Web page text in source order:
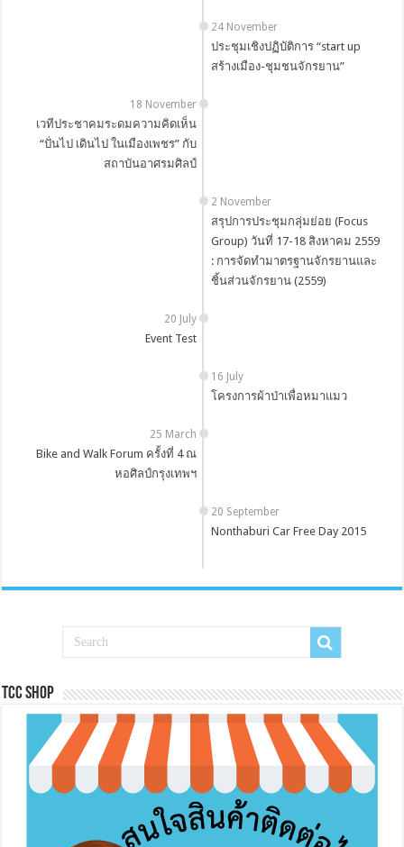
24 November
ประชุมเชิงปฏิบัติการ “start up
สร้างเมือง-ชุมชนจักรยาน”
18 November
เวทีประชาคมระดมความคิดเห็น
“ปั่นไป เดินไป ในเมืองเพชร” กับ
สถาบันอาศรมศิลป์
2 November
สรุปการประชุมกลุ่มย่อย (Focus
Group) วันที่ 17-18 สิงหาคม 2559
: การจัดทำมาตรฐานจักรยานและ
ชิ้นส่วนจักรยาน (2559)
20 July
Event Test
16 July
โครงการผ้าป่าเพื่อหมาแมว
25 March
Bike and Walk Forum ครั้งที่ 4 ณ
หอศิลป์กรุงเทพฯ
20 September
Nonthaburi Car Free Day 2015
Tcc Shop